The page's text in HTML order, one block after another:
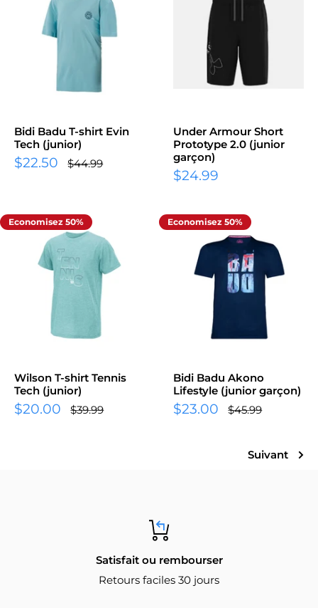
Bidi Badu T-shirt Evin
Tech (junior)
Prix
$22.50 Prix
normal
$44.99
Under Armour Short
Prototype 2.0 (junior
garçon)
Prix
$24.99
Economisez 50%
Wilson T-shirt Tennis
Tech (junior)
Prix
$20.00 Prix
normal
$39.99
Economisez 50%
Bidi Badu Akono
Lifestyle (junior garçon)
Prix
$23.00 Prix
normal
$45.99
Suivant
Satisfait ou rembourser
Retours faciles 30 jours